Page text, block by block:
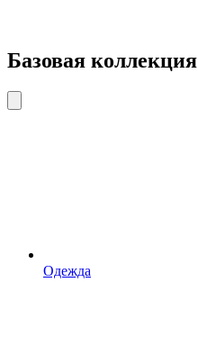
Базовая коллекция
Одежда